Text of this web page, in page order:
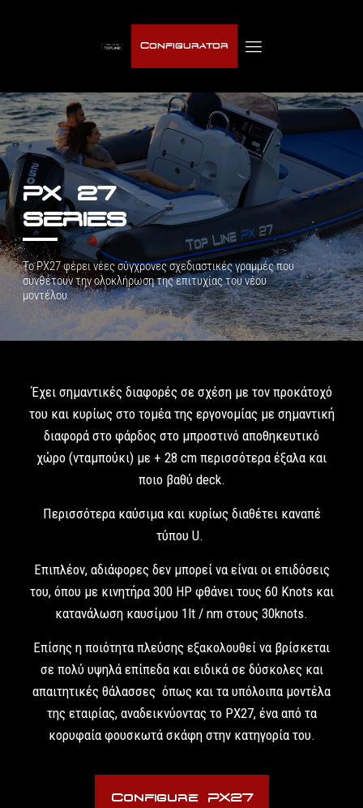
Configurator
PX 27
SERIES
Το PX27 φέρει vέες σύγχρονες σχεδιαστικές γραμμές που
συνθέτουν την ολοκλήρωση της επιτυχίας του νέου
μοντέλου
Έχει σημαντικές διαφορές σε σχέση με τον προκάτοχό
του και κυρίως στο τομέα της εργονομίας με σημαντική
διαφορά στο φάρδος στο μπροστινό αποθηκευτικό
χώρο (νταμπούκι) με + 28 cm περισσότερα έξαλα και
ποιο βαθύ deck.
Περισσότερα καύσιμα και κυρίως διαθέτει καναπέ
τύπου U.
Επιπλέον, αδιάφορες δεν μπορεί να είναι οι επιδόσεις
του, όπου με κινητήρα 300 HP φθάνει τους 60 Knots και
κατανάλωση καυσίμου 1lt / nm στους 30knots.
Επίσης η ποιότητα πλεύσης εξακολουθεί να βρίσκεται
σε πολύ υψηλά επίπεδα και ειδικά σε δύσκολες και
απαιτητικές θάλασσες όπως και τα υπόλοιπα μοντέλα
της εταιρίας, αναδεικνύοντας το PX27, ένα από τα
κορυφαία φουσκωτά σκάφη στην κατηγορία του.
Configure PX27